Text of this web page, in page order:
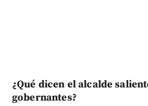
¿Qué dicen el alcalde
gobernantes?